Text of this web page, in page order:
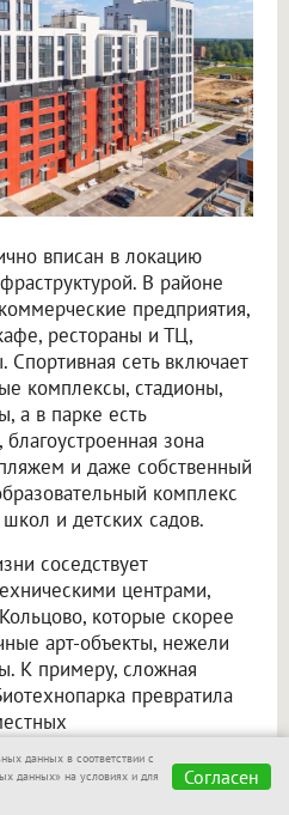
вписан в локацию
В районе
предприятия,
рестораны и ТЦ,
сеть включает
комплексы, стадионы,
а в парке есть
зона
и даже собственный
комплекс
и детских садов.
соседствует
центрами,
которые скорее
арт-объекты, нежели
К примеру, сложная
превратила
При этом все зоны —
— связаны системой
что позволяет легко
данных в соответствии с
данных» на условиях и для
Согласен